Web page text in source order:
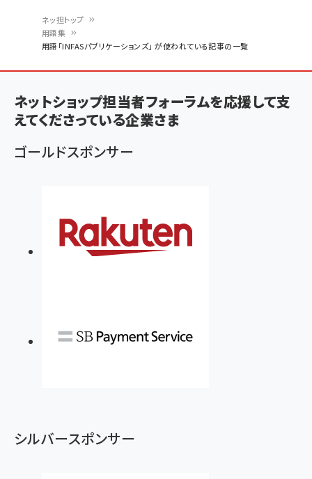
ン
く
ず
ネッ担トップ
用語集
用語「INFASパブリケーションズ」 が使われている記事の一覧
ネットショップ担当者フォーラムを応援して支
えてくださっている企業さま
ゴールドスポンサー
シルバースポンサー